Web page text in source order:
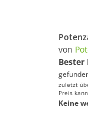
von
Bester
zuletzt
Preis
Keine